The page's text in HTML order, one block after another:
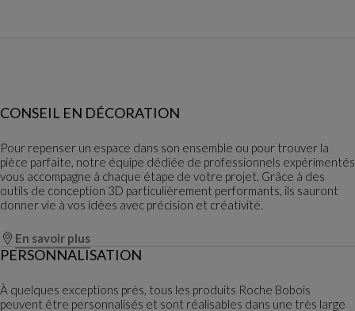
CONSEIL EN DÉCORATION
Pour repenser un espace dans son ensemble ou pour trouver la
pièce parfaite, notre équipe dédiée de professionnels expérimentés
vous accompagne à chaque étape de votre projet. Grâce à des
outils de conception 3D particulièrement performants, ils sauront
donner vie à vos idées avec précision et créativité.
En savoir plus
PERSONNALISATION
À quelques exceptions près, tous les produits Roche Bobois
peuvent être personnalisés et sont réalisables dans une très large